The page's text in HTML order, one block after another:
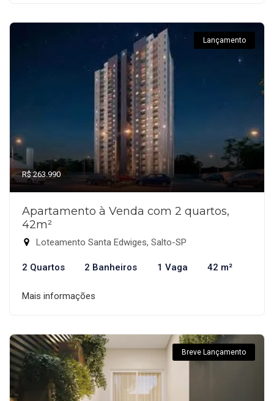
Lançamento
R$ 263.990
Apartamento à Venda com 2 quartos,
42m²
Loteamento Santa Edwiges, Salto-SP
2 Quartos 2 Banheiros 1 Vaga 42 m²
Mais informações
Breve Lançamento